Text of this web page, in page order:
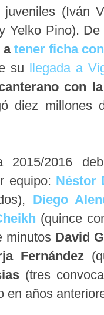
(Iván
Yelko Pino).
a tener ficha
su
llegada a
con
diez millones
2015/2016
equipo: Néstor
Diego
(quince
minutos David
Fernández
(tres
en años